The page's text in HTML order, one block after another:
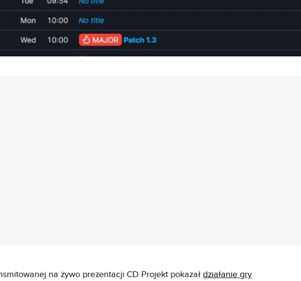
na żywo prezentacji CD Projekt pokazałdziałanie gry